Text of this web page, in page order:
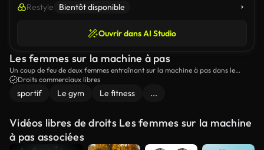
Restyle Bientôt disponible
Ouvrir dans AI Studio
Les femmes sur la machine à pas
Un coup de feu de deux femmes entraînant sur la machine à pas dans le
gymnase.
Droits commerciaux libres
sportif Le gym Le fitness ...
Vidéos libres de droits Les femmes sur la machine
à pas associées